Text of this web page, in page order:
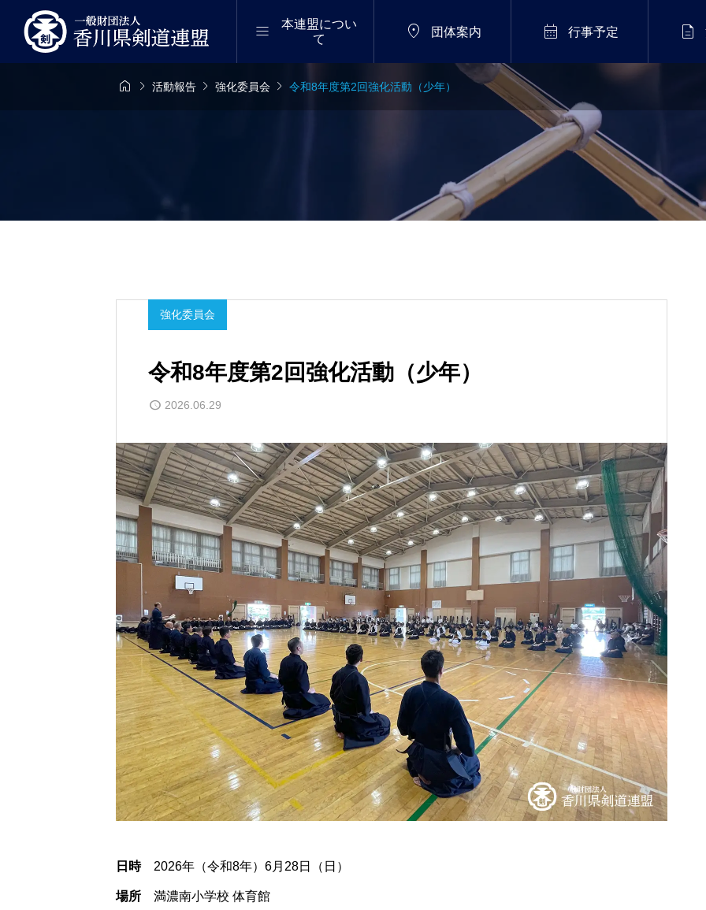

本連盟につい
て
 団体案内  行事予定 
2026年8月9日（日） 2026年8月11日（火）
県下剣道講習会 ｜2026
年8月
  活動報告  強化委員会  令和8年度第2回強化活動（少年）
強化委員会
令和8年度第2回強化活動（少年）
2026.06.29
日時2026年（令和8年）6月28日（日）
場所 満濃南小学校 体育館